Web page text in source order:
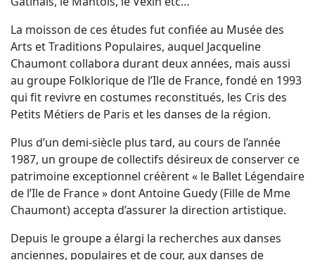
La moisson de ces études fut confiée au Musée des
Arts et Traditions Populaires, auquel Jacqueline
Chaumont collabora durant deux années, mais aussi
au groupe Folklorique de l’Ile de France, fondé en 1993
qui fit revivre en costumes reconstitués, les Cris des
Petits Métiers de Paris et les danses de la région.
Plus d’un demi-siècle plus tard, au cours de l’année
1987, un groupe de collectifs désireux de conserver ce
patrimoine exceptionnel créèrent « le Ballet Légendaire
de l’Ile de France » dont Antoine Guedy (Fille de Mme
Chaumont) accepta d’assurer la direction artistique.
Depuis le groupe a élargi la recherches aux danses
anciennes, populaires et de cour, aux danses de